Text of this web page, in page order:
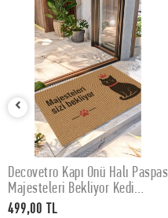
SEPETE EKLE
Decovetro Kapı Önü Halı Paspas
Majesteleri Bekliyor Kedi
Baskılı 40 x 60 Cm
499,00 TL